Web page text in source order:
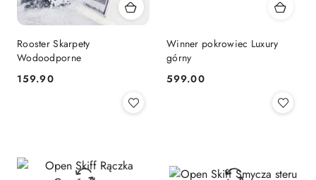
Rooster Skarpety
Wodoodporne
Cena:
159.90
Winner pokrowiec Luxury
górny
Cena:
599.00